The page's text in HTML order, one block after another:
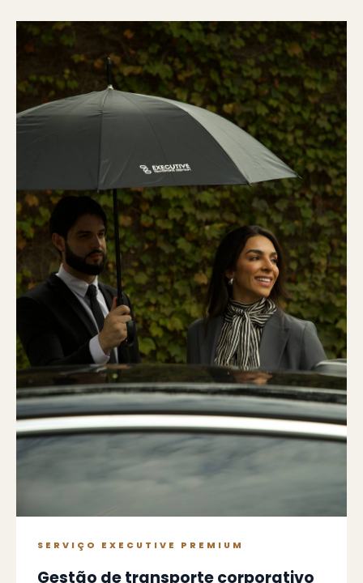
SERVIÇO EXECUTIVE PREMIUM
Gestão de transporte corporativo